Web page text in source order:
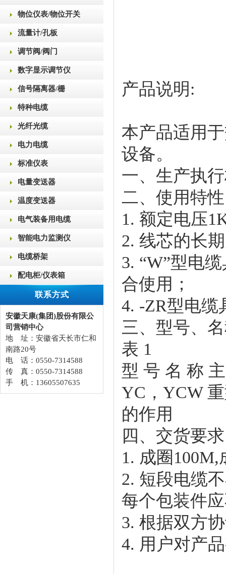
物位仪表/物位开关
流量计/孔板
调节阀/阀门
数字显示调节仪
信号隔离器/栅
特种电缆
光纤光缆
电力电缆
标准仪表
电量变送器
温度变送器
电气装备用电缆
智能电力监测仪
电缆桥架
配电柜/仪表箱
联系方式
安徽天康(集团)股份有限公
司营销中心
地 址：安徽省天长市仁和
南路20号
电 话：0550-7314588
传 真：0550-7314588
手 机：13605507635
产品说明:
本产品适用
设备。
一、生产执
二、使用特性
1. 额定电压
2. 线芯的长
3. “W”型电
合使用；
4. -ZR型电缆
三、型号、
表 1
型 号 名 称
YC，YCW
的作用
四、交货要求
1. 成圈
2. 短段电缆
每个包装件
3. 根据双方
4. 用户对产